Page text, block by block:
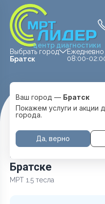
центр диагностики
Выбрать город
Братск
Ежедневно
08:00-
Ваш город — Братск
Покажем услуги и акции
города.
Да, верно
Главная Услуги и цены
Головной мозг + глазные орбиты
Головной мозг +
Братске
МРТ 1.5 тесла